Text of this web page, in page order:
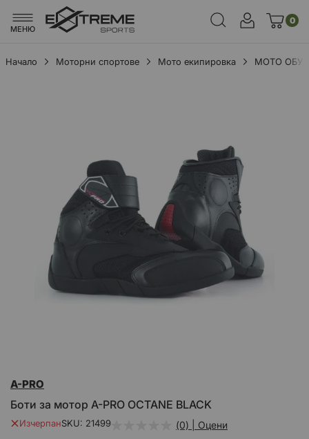
МЕНЮ
0
Начало Моторни спортове Мото екипировка
МОТО
към
на
галерия
Боти за мотор A-PRO OCTANE BLACK
A-PRO
ИзчерпанSKU 21499 (0) | Оцени